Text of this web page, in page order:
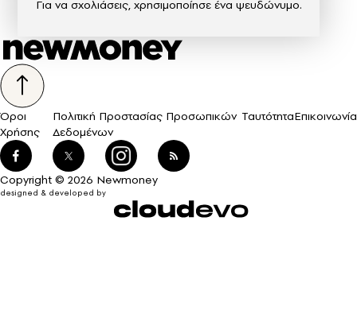
Για να σχολιάσεις, χρησιμοποίησε ένα ψευδώνυμο.
Όροι
Χρήσης
Πολιτική Προστασίας Προσωπικών
Δεδομένων
ΤαυτότηταΕπικοινωνία
Copyright © 2026 Newmoney
designed & developed by